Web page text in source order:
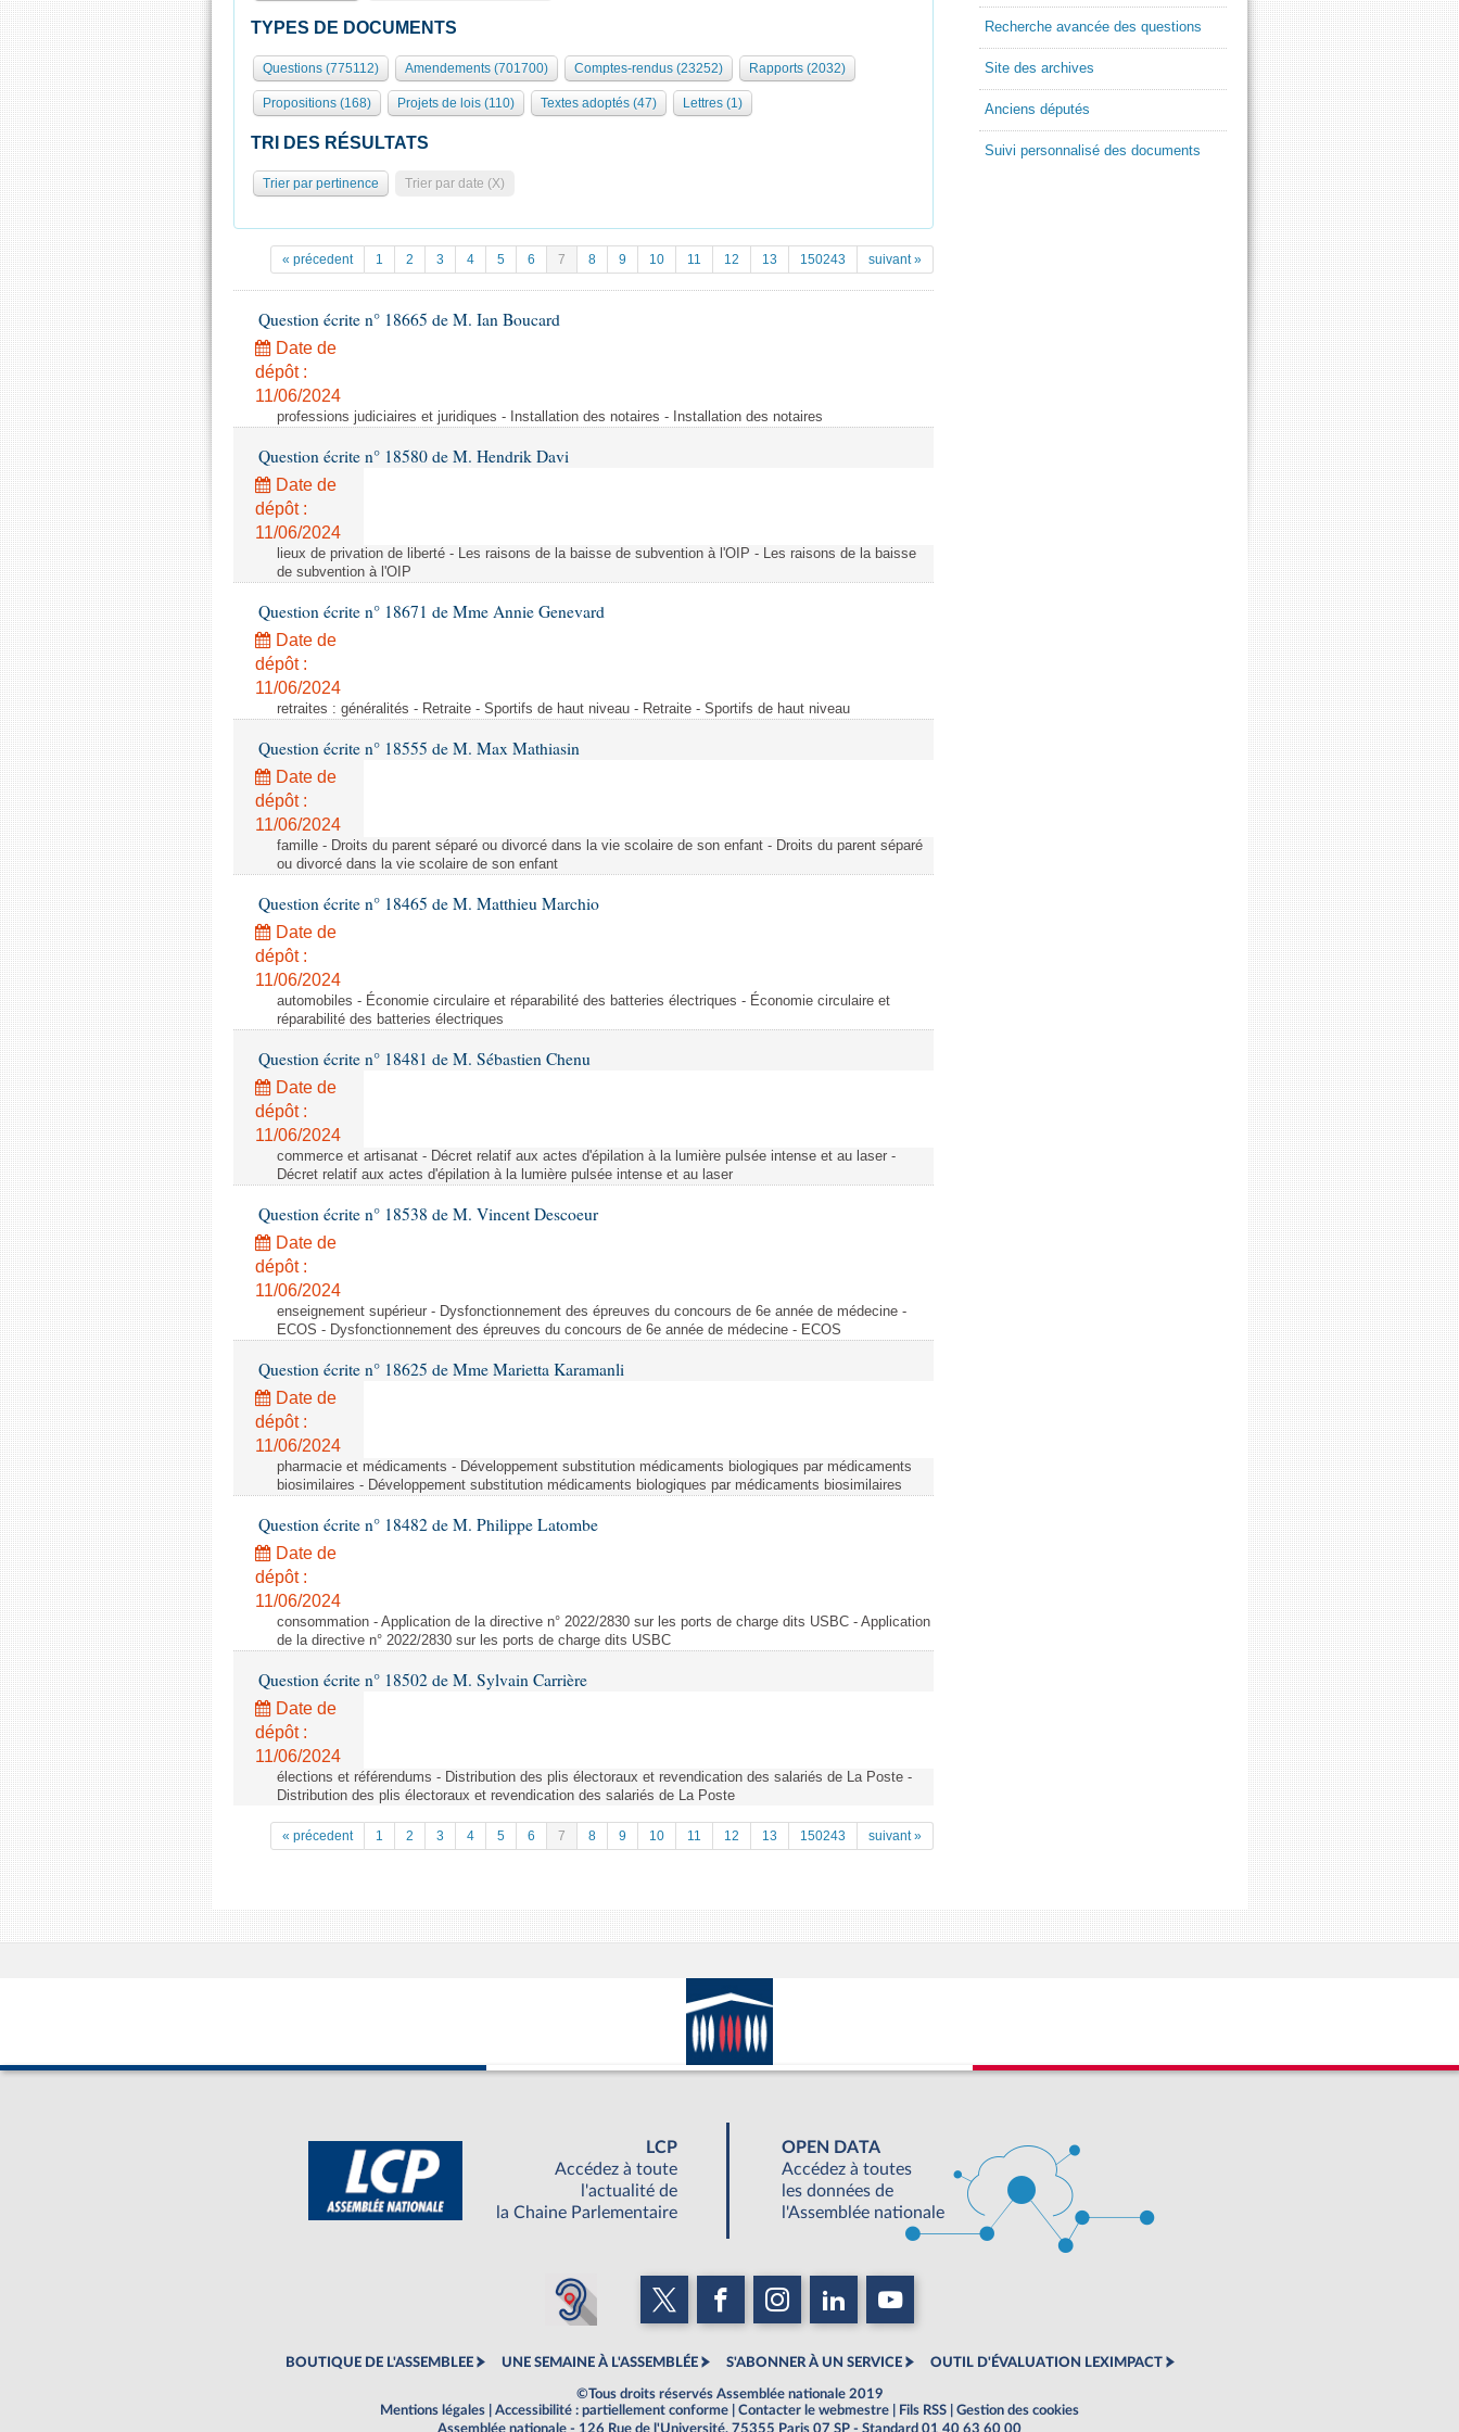
TYPES DE DOCUMENTS
Questions (775112) Amendements (701700) Comptes-rendus (23252) Rapports (2032)
Propositions (168) Projets de lois (110) Textes adoptés (47) Lettres (1)
TRI DES RÉSULTATS
Trier par pertinence Trier par date (X)
« précedent 1 2 3 4 5 6 7 8 9 10 11 12 13 150243 suivant »
Question écrite n° 18665 de M. Ian Boucard
Date de
dépôt :
11/06/2024
professions judiciaires et juridiques - Installation des notaires - Installation des notaires
Question écrite n° 18580 de M. Hendrik Davi
Date de
dépôt :
11/06/2024
lieux de privation de liberté - Les raisons de la baisse de subvention à l'OIP - Les raisons de la baisse
de subvention à l'OIP
Question écrite n° 18671 de Mme Annie Genevard
Date de
dépôt :
11/06/2024
retraites : généralités - Retraite - Sportifs de haut niveau - Retraite - Sportifs de haut niveau
Question écrite n° 18555 de M. Max Mathiasin
Date de
dépôt :
11/06/2024
famille - Droits du parent séparé ou divorcé dans la vie scolaire de son enfant - Droits du parent séparé
ou divorcé dans la vie scolaire de son enfant
Question écrite n° 18465 de M. Matthieu Marchio
Date de
dépôt :
11/06/2024
automobiles - Économie circulaire et réparabilité des batteries électriques - Économie circulaire et
réparabilité des batteries électriques
Question écrite n° 18481 de M. Sébastien Chenu
Date de
dépôt :
11/06/2024
commerce et artisanat - Décret relatif aux actes d'épilation à la lumière pulsée intense et au laser -
Décret relatif aux actes d'épilation à la lumière pulsée intense et au laser
Question écrite n° 18538 de M. Vincent Descoeur
Date de
dépôt :
11/06/2024
enseignement supérieur - Dysfonctionnement des épreuves du concours de 6e année de médecine -
ECOS - Dysfonctionnement des épreuves du concours de 6e année de médecine - ECOS
Question écrite n° 18625 de Mme Marietta Karamanli
Date de
dépôt :
11/06/2024
pharmacie et médicaments - Développement substitution médicaments biologiques par médicaments
biosimilaires - Développement substitution médicaments biologiques par médicaments biosimilaires
Question écrite n° 18482 de M. Philippe Latombe
Date de
dépôt :
11/06/2024
consommation - Application de la directive n° 2022/2830 sur les ports de charge dits USBC - Application
de la directive n° 2022/2830 sur les ports de charge dits USBC
Question écrite n° 18502 de M. Sylvain Carrière
Date de
dépôt :
11/06/2024
élections et référendums - Distribution des plis électoraux et revendication des salariés de La Poste -
Distribution des plis électoraux et revendication des salariés de La Poste
« précedent 1 2 3 4 5 6 7 8 9 10 11 12 13 150243 suivant »
Recherche avancée des questions
Site des archives
Anciens députés
Suivi personnalisé des documents
LCP
Accédez à toute
l'actualité de
la Chaine Parlementaire
OPEN DATA
Accédez à toutes
les données de
l'Assemblée nationale
BOUTIQUE DE L'ASSEMBLEE UNE SEMAINE À L'ASSEMBLÉE S'ABONNER À UN SERVICE OUTIL D'ÉVALUATION LEXIMPACT
©Tous droits réservés Assemblée nationale 2019
Mentions légales
Accessibilité : partiellement conforme Contacter le webmestre Fils RSS
Gestion des cookies
Assemblée nationale - 126 Rue de l'Université, 75355 Paris 07 SP - Standard 01 40 63 60 00